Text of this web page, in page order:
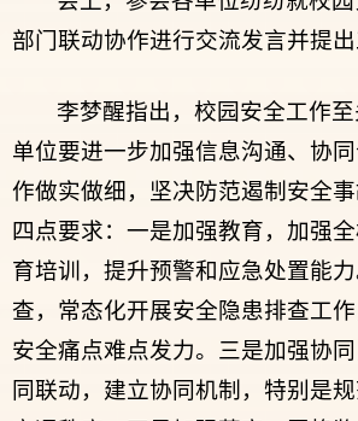
部门联动协作进行交流发言并提出
李梦醒指出，校园安全工作
单位要进一步加强信息沟通、协
作做实做细，坚决防范遏制安全
四点要求：一是加强教育，加强
育培训，提升预警和应急处置能
查，常态化开展安全隐患排查工
安全痛点难点发力。三是加强协
同联动，建立协同机制，特别是